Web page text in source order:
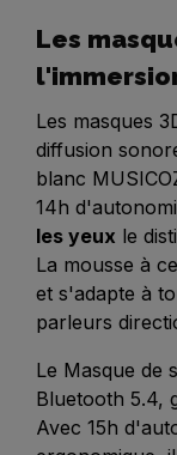
Les
Les masques
diffusion
blanc
14h
les yeux le
La mousse à
et s'adapte à
parleurs
Le Masque de
Bluetooth 5.4,
Avec 15h